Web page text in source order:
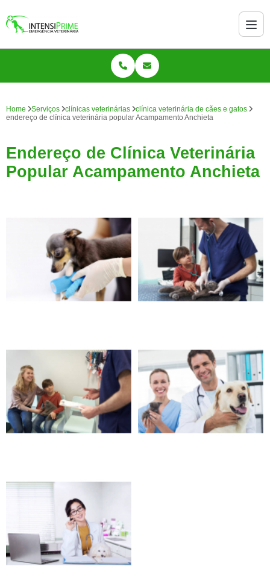
Home Serviços clínicas veterinárias
clínica veterinária de cães e gatos
endereço de clínica veterinária popular Acampamento Anchieta
Endereço de Clínica Veterinária
Popular Acampamento Anchieta